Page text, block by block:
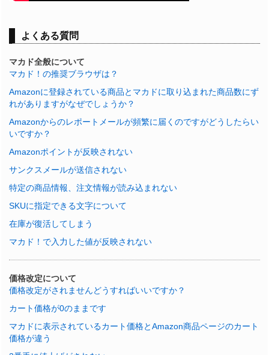
よくある質問
マカド全般について
マカド！の推奨ブラウザは？
Amazonに登録されている商品とマカドに取り込まれた商品数にず
れがありますがなぜでしょうか？
Amazonからのレポートメールが頻繁に届くのですがどうしたらい
いですか？
Amazonポイントが反映されない
サンクスメールが送信されない
特定の商品情報、注文情報が読み込まれない
SKUに指定できる文字について
在庫が復活してしまう
マカド！で入力した値が反映されない
価格改定について
価格改定がされませんどうすればいいですか？
カート価格が0のままです
マカドに表示されているカート価格とAmazon商品ページのカート
価格が違う